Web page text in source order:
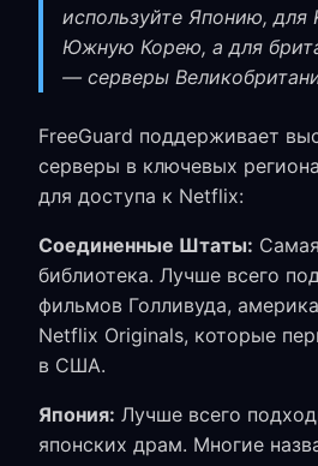
используйте Японию, для
Южную Корею, а для
— серверы
FreeGuard поддерживает
серверы в ключевых
для доступа к Netflix:
Соединенные Штаты:
библиотека. Лучше всего
фильмов Голливуда,
Netflix Originals, которые
в США.
Япония: Лучше всего
японских драм. Многие